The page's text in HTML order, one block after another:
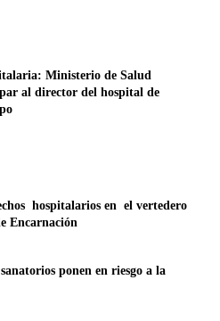
Ministerio de Salud
al director del hospital de
hospitalarios en  el vertedero
Encarnación
ponen en riesgo a la